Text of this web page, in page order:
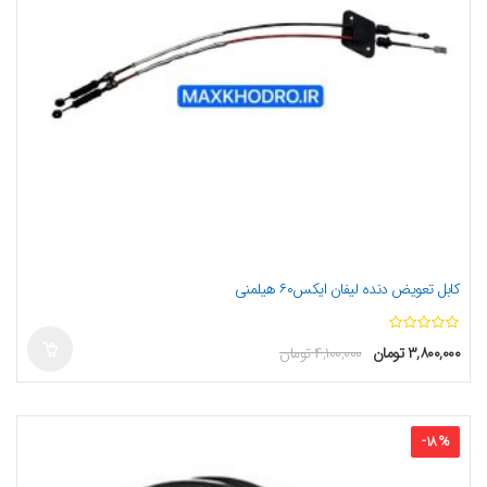
کابل تعویض دنده لیفان ایکس۶۰ هیلمنی
۴,۱۰۰,۰۰۰تومان ۳,۸۰۰,۰۰۰تومان
-18%